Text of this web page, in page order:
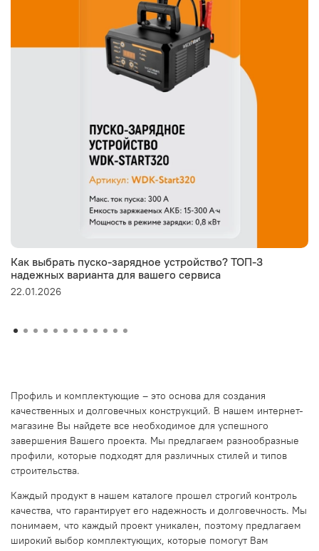
Как выбрать пуско-зарядное устройство? ТОП-3
надежных варианта для вашего сервиса
22.01.2026
Профиль и комплектующие – это основа для создания
качественных и долговечных конструкций. В нашем интернет-
магазине Вы найдете все необходимое для успешного
завершения Вашего проекта. Мы предлагаем разнообразные
профили, которые подходят для различных стилей и типов
строительства.
Каждый продукт в нашем каталоге прошел строгий контроль
качества, что гарантирует его надежность и долговечность. Мы
понимаем, что каждый проект уникален, поэтому предлагаем
широкий выбор комплектующих, которые помогут Вам